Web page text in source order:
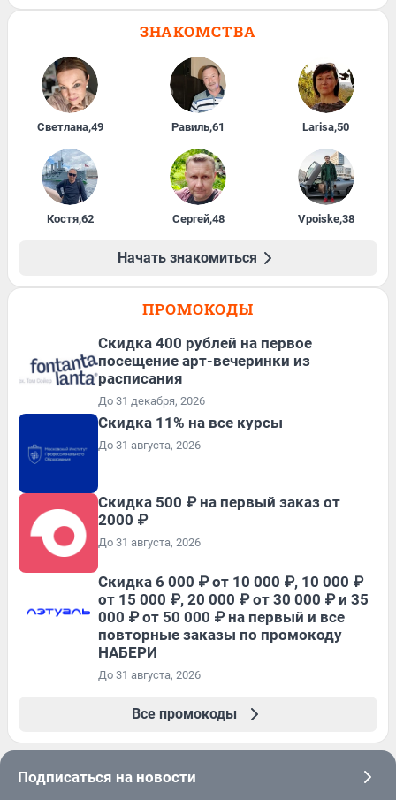
ЗНАКОМСТВА
Светлана,49 Равиль,61 Larisa,50
Костя,62 Сергей,48 Vpoiske,38
Начать знакомиться
ПРОМОКОДЫ
Cкидка 400 рублей на первое
посещение арт-вечеринки из
расписания
До 31 декабря, 2026
Скидка 11% на все курсы
До 31 августа, 2026
Скидка 500 ₽ на первый заказ от
2000 ₽
До 31 августа, 2026
Скидка 6 000 ₽ от 10 000 ₽, 10 000 ₽
от 15 000 ₽, 20 000 ₽ от 30 000 ₽ и 35
000 ₽ от 50 000 ₽ на первый и все
повторные заказы по промокоду
НАБЕРИ
До 31 августа, 2026
Все промокоды
Подписаться на новости